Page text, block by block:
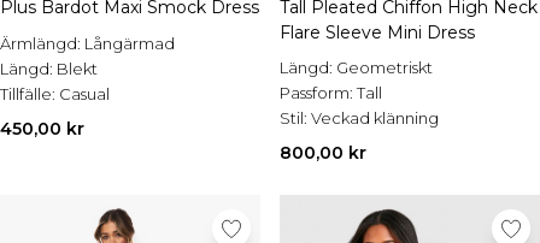
Plus Bardot Maxi Smock Dress
Ärmlängd: Långärmad
Längd: Blekt
Tillfälle: Casual
450,00 kr
Tall Pleated Chiffon High Neck
Flare Sleeve Mini Dress
Längd: Geometriskt
Passform:Tall
Stil: Veckad klänning
800,00 kr